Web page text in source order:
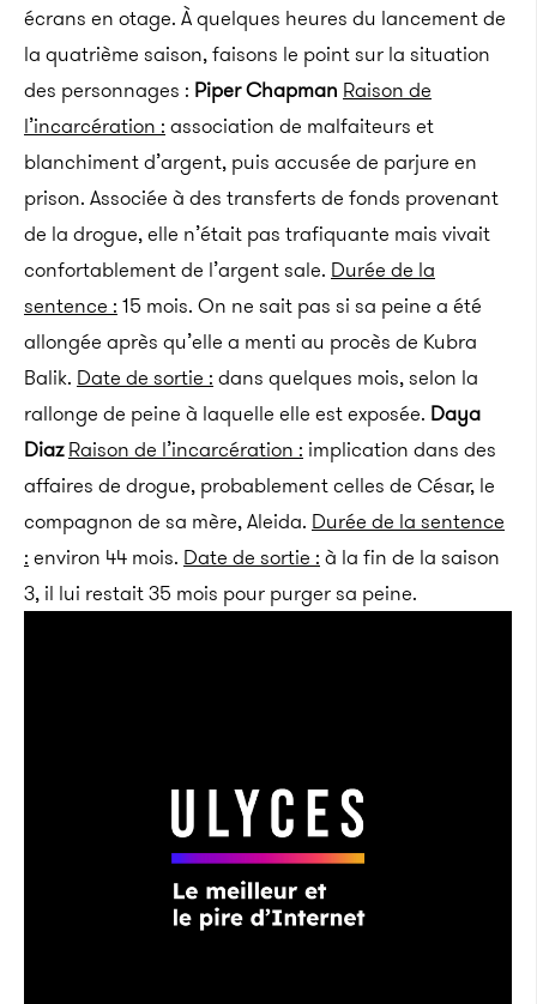
écrans en otage. À quelques heures du lancement de
la quatrième saison, faisons le point sur la situation
des personnages : Piper Chapman Raison de
l’incarcération : association de malfaiteurs et
blanchiment d’argent, puis accusée de parjure en
prison. Associée à des transferts de fonds provenant
de la drogue, elle n’était pas trafiquante mais vivait
confortablement de l’argent sale. Durée de la
sentence : 15 mois. On ne sait pas si sa peine a été
allongée après qu’elle a menti au procès de Kubra
Balik. Date de sortie : dans quelques mois, selon la
rallonge de peine à laquelle elle est exposée. Daya
Diaz Raison de l’incarcération : implication dans des
affaires de drogue, probablement celles de César, le
compagnon de sa mère, Aleida. Durée de la sentence
: environ 44 mois. Date de sortie : à la fin de la saison
3, il lui restait 35 mois pour purger sa peine.